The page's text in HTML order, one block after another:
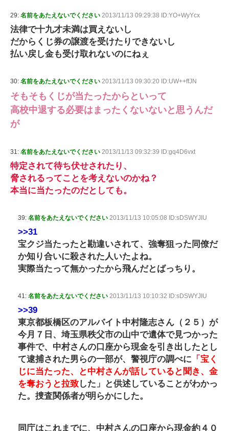
29: 名前をあたえないでください 2013/11/13 09:29:38 ID:YO+WyYcx
法律で十九才未満は買えないし
だからくじ券の譲渡を受けたりできないし
払い戻し金も受け取れないのにねぇ
30: 名前をあたえないでください 2013/11/13 09:30:20 ID:UW++ffJN
そもそもくじが当たったからといって
高校中退する必要はまったくないないと思うんだ
が
31: 名前をあたえないでください 2013/11/13 09:32:39 ID:gq4D6vxt
特定されて待ち伏せされたり、
脅されるってことを考えないのかね？
本当に当たったのだとしても。
39: 名前をあたえないでください 2013/11/13 10:05:08 ID:sDSWYJIU
>>31
宝クジ当たったと勘違いされて、強奪狙った同僚だ
か知り合いに殺された人いたよね。
実際当たって無かったから飛んだとばっちり。
41: 名前をあたえないでください 2013/11/13 10:10:32 ID:sDSWYJIU
>>39
東京都板橋区のアルバイト中村隆志さん（２５）が
今月７日、埼玉県秩父市の山中で遺体で見つかった
事件で、中村さんの口座から現金を引き出したとし
て逮捕された男らの一部が、警視庁の調べに 「宝く
じに当たった、と中村さんが話していると聞き、金
を奪おうと拉致した」と供述していることがわかっ
た。捜査関係者が明らかにした。
同庁はこれまでに、中村さんの口座から現金約４０